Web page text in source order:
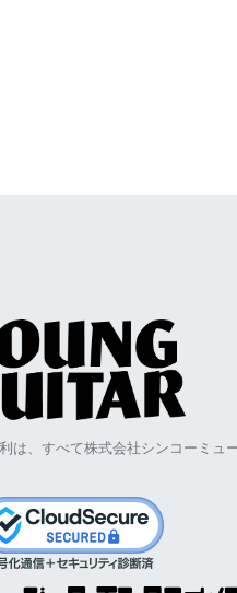
、すべて株式会社シンコーミ